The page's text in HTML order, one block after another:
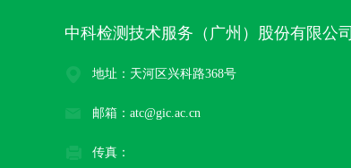
中科检测技术服务（广州）股份有限公司
地址：天河区兴科路368号
邮箱：atc@gic.ac.cn
传真：